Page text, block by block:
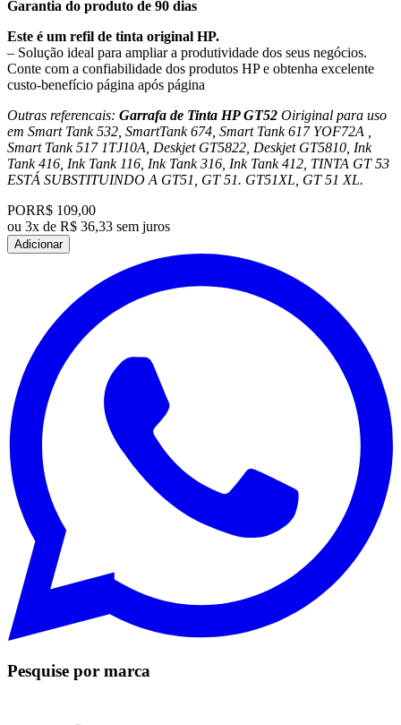
Garantia do produto de 90 dias
Este é um refil de tinta original HP.
– Solução ideal para ampliar a produtividade dos seus negócios.
Conte com a confiabilidade dos produtos HP e obtenha excelente
custo-benefício página após página
Outras referencais: Garrafa de Tinta HP GT52 Oiriginal para uso
em Smart Tank 532, SmartTank 674, Smart Tank 617 YOF72A ,
Smart Tank 517 1TJ10A, Deskjet GT5822, Deskjet GT5810, Ink
Tank 416, Ink Tank 116, Ink Tank 316, Ink Tank 412, TINTA GT 53
ESTÁ SUBSTITUINDO A GT51, GT 51. GT51XL, GT 51 XL.
PORR$ 109,00
ou 3x de R$ 36,33 sem juros
Adicionar
Pesquise por marca